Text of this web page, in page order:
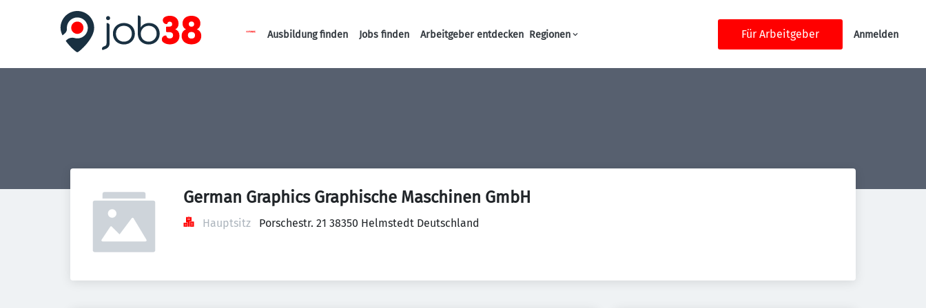
Haupt-Navigation
Ausbildung finden Jobs finden Arbeitgeber entdecken Regionen Für Arbeitgeber Anmelden
German Graphics Graphische Maschinen GmbH
Hauptsitz Porschestr. 21 38350 Helmstedt Deutschland